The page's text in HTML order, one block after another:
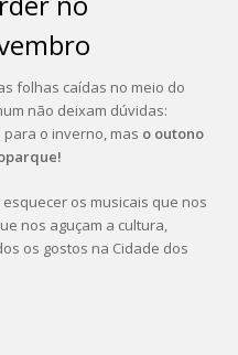
folhas caídas no meio do
não deixam dúvidas:
o inverno, mas o outono
os musicais que nos
nos aguçam a cultura,
os gostos na Cidade dos